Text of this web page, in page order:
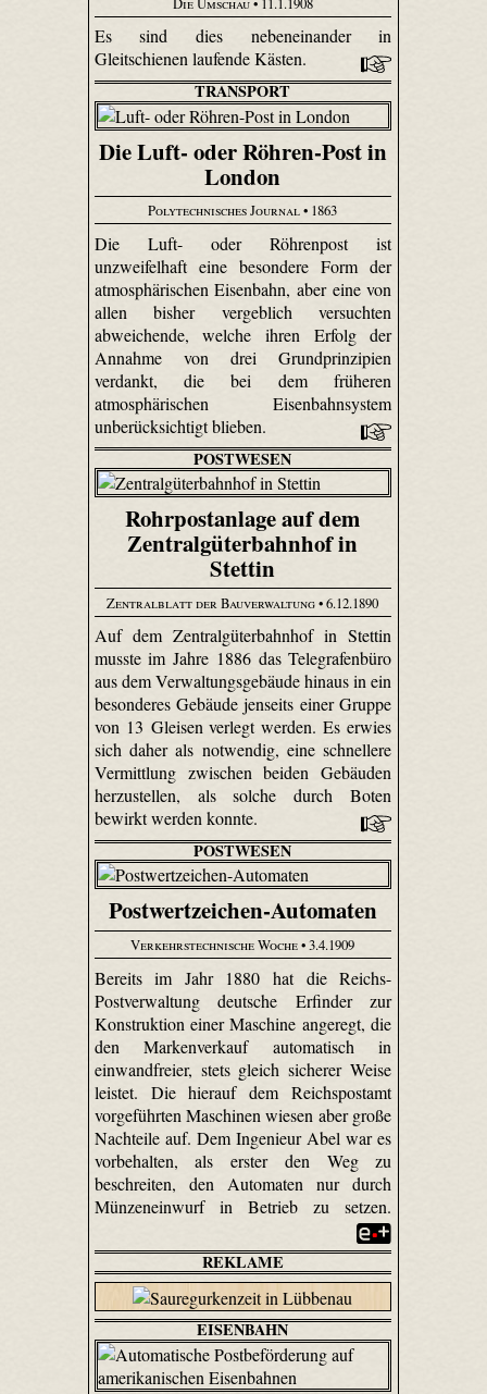
Es sind dies nebeneinander in
Gleitschienen laufende Kästen.
TRANSPORT
Die Luft- oder Röhren-Post in
London
Polytechnisches Journal• 1863
Die Luft- oder Röhrenpost ist
unzweifelhaft eine besondere Form der
atmosphärischen Eisenbahn, aber eine von
allen bisher vergeblich versuchten
abweichende, welche ihren Erfolg der
Annahme von drei Grundprinzipien
verdankt, die bei dem früheren
atmosphärischen Eisenbahnsystem
unberücksichtigt blieben.
POSTWESEN
Rohrpostanlage auf dem
Zentralgüterbahnhof in
Stettin
Zentralblatt der Bauverwaltung• 6.12.1890
Auf dem Zentralgüterbahnhof in Stettin
musste im Jahre 1886 das Telegrafenbüro
aus dem Verwaltungsgebäude hinaus in ein
besonderes Gebäude jenseits einer Gruppe
von 13 Gleisen verlegt werden. Es erwies
sich daher als notwendig, eine schnellere
Vermittlung zwischen beiden Gebäuden
herzustellen, als solche durch Boten
bewirkt werden konnte.
POSTWESEN
Postwertzeichen-Automaten
Verkehrstechnische Woche• 3.4.1909
Bereits im Jahr 1880 hat die Reichs-
Postverwaltung deutsche Erfinder zur
Konstruktion einer Maschine angeregt, die
den Markenverkauf automatisch in
einwandfreier, stets gleich sicherer Weise
leistet. Die hierauf dem Reichspostamt
vorgeführten Maschinen wiesen aber große
Nachteile auf. Dem Ingenieur Abel war es
vorbehalten, als erster den Weg zu
beschreiten, den Automaten nur durch
Münzeneinwurf in Betrieb zu setzen.
REKLAME
EISENBAHN